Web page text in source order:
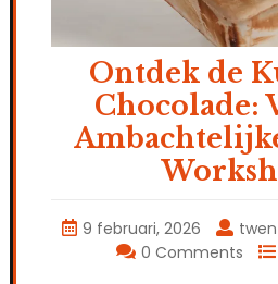
Ontdek de
Chocolade:
9 februari, 2026
0 Comments